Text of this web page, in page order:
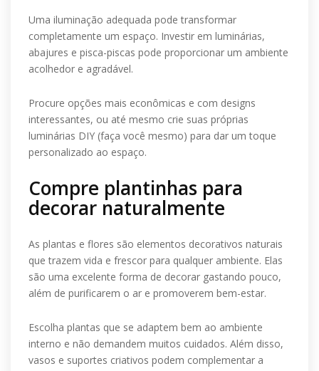
Uma iluminação adequada pode transformar
completamente um espaço. Investir em luminárias,
abajures e pisca-piscas pode proporcionar um ambiente
acolhedor e agradável.
Procure opções mais econômicas e com designs
interessantes, ou até mesmo crie suas próprias
luminárias DIY (faça você mesmo) para dar um toque
personalizado ao espaço.
Compre plantinhas para
decorar naturalmente
As plantas e flores são elementos decorativos naturais
que trazem vida e frescor para qualquer ambiente. Elas
são uma excelente forma de decorar gastando pouco,
além de purificarem o ar e promoverem bem-estar.
Escolha plantas que se adaptem bem ao ambiente
interno e não demandem muitos cuidados. Além disso,
vasos e suportes criativos podem complementar a